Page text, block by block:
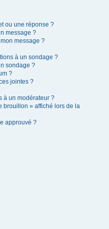
ou une réponse ?
message ?
message ?
à un sondage ?
sondage ?
?
jointes ?
à un modérateur ?
brouillon » affiché lors de la
approuvé ?